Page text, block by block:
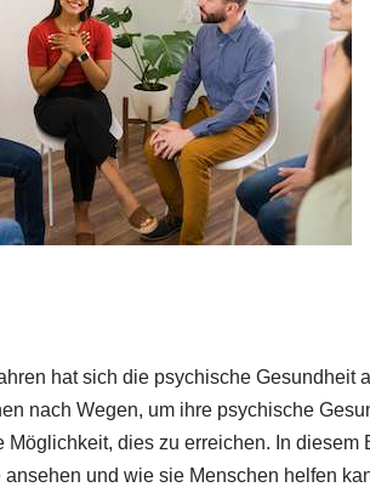
hat sich die psychische
nach Wegen, um ihre psychische
Möglichkeit, dies zu erreichen. In
ansehen und wie sie Menschen helfen